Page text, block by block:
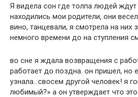
Я видела сон где толпа людей
находились мои родители, они
вино, танцевали, я смотрела на них
немного времени до на ступления
во сне я ждала возвращения с
работает до поздна. он пришел, но
узнала…свосем другой человек! я
любимый?» а он утверждает что